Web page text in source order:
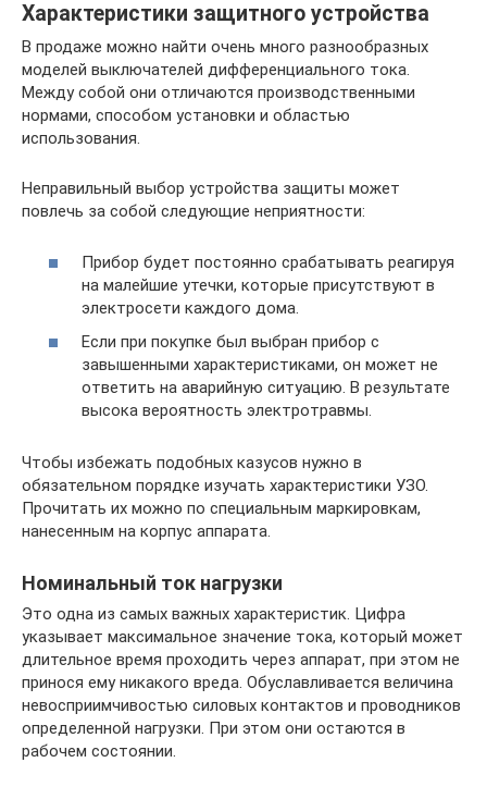
Характеристики защитного устройства
В продаже можно найти очень много разнообразных
моделей выключателей дифференциального тока.
Между собой они отличаются производственными
нормами, способом установки и областью
использования.
Неправильный выбор устройства защиты может
повлечь за собой следующие неприятности:
Прибор будет постоянно срабатывать реагируя
на малейшие утечки, которые присутствуют в
электросети каждого дома.
Если при покупке был выбран прибор с
завышенными характеристиками, он может не
ответить на аварийную ситуацию. В результате
высока вероятность электротравмы.
Чтобы избежать подобных казусов нужно в
обязательном порядке изучать характеристики УЗО.
Прочитать их можно по специальным маркировкам,
нанесенным на корпус аппарата.
Номинальный ток нагрузки
Это одна из самых важных характеристик. Цифра
указывает максимальное значение тока, который может
длительное время проходить через аппарат, при этом не
принося ему никакого вреда. Обуславливается величина
невосприимчивостью силовых контактов и проводников
определенной нагрузки. При этом они остаются в
рабочем состоянии.